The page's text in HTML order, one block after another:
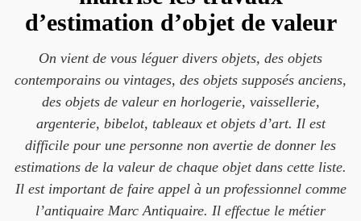
d’estimation d’objet de valeur
On vient de vous léguer divers objets, des objets
contemporains ou vintages, des objets supposés anciens,
des objets de valeur en horlogerie, vaissellerie,
argenterie, bibelot, tableaux et objets d’art. Il est
difficile pour une personne non avertie de donner les
estimations de la valeur de chaque objet dans cette liste.
Il est important de faire appel à un professionnel comme
l’antiquaire Marc Antiquaire. Il effectue le métier